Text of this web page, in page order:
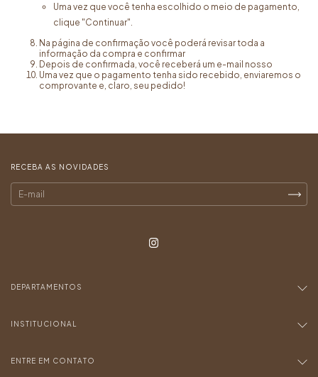
Uma vez que você tenha escolhido o meio de pagamento,
clique "Continuar".
Na página de confirmação você poderá revisar toda a
informação da compra e confirmar
Depois de confirmada, você receberá um e-mail nosso
Uma vez que o pagamento tenha sido recebido, enviaremos o
comprovante e, claro, seu pedido!
RECEBA AS NOVIDADES
DEPARTAMENTOS
INSTITUCIONAL
ENTRE EM CONTATO